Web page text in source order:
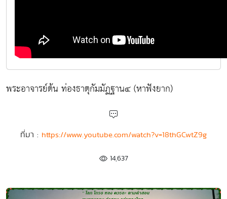
พระอาจารย์ต้น ท่องธาตุกัมมัฏฐาน๔ (หาฟังยาก)
ที่มา : https://www.youtube.com/watch?v=18thGCwtZ9g
14,637